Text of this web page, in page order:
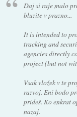
Daj si raje malo
bluzite v prazno...
It is intended to
tracking and
agencies directly
project (but not
Vsak vložek v te
razvoj. Eni bodo
prideš. Ko enkrat
nazaj.